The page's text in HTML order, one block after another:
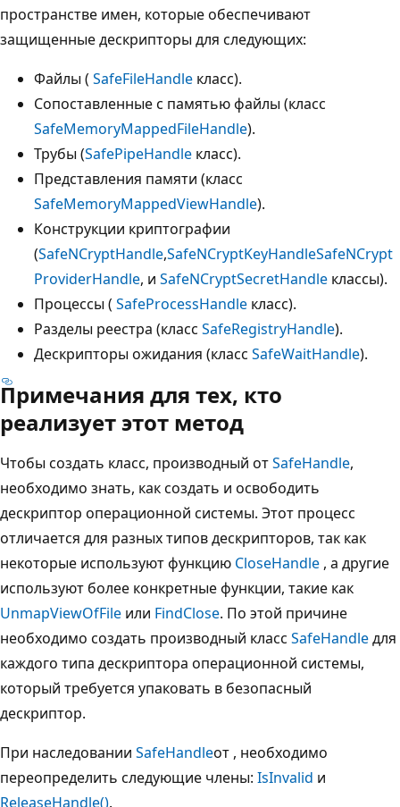
пространстве имен, которые обеспечивают
защищенные дескрипторы для следующих:
Файлы ( SafeFileHandle класс).
Сопоставленные с памятью файлы (класс
SafeMemoryMappedFileHandle).
Трубы (SafePipeHandle класс).
Представления памяти (класс
SafeMemoryMappedViewHandle).
Конструкции криптографии
(SafeNCryptHandle,SafeNCryptKeyHandleSafeNCrypt
ProviderHandle, и SafeNCryptSecretHandle классы).
Процессы ( SafeProcessHandle класс).
Разделы реестра (класс SafeRegistryHandle).
Дескрипторы ожидания (класс SafeWaitHandle).
Примечания для тех, кто
реализует этот метод
Чтобы создать класс, производный отSafeHandle,
необходимо знать, как создать и освободить
дескриптор операционной системы. Этот процесс
отличается для разных типов дескрипторов, так как
некоторые используют функцию CloseHandle , а другие
используют более конкретные функции, такие как
UnmapViewOfFile или FindClose. По этой причине
необходимо создать производный класс SafeHandleдля
каждого типа дескриптора операционной системы,
который требуется упаковать в безопасный
дескриптор.
При наследовании SafeHandleот , необходимо
переопределить следующие члены: IsInvalid и
ReleaseHandle().